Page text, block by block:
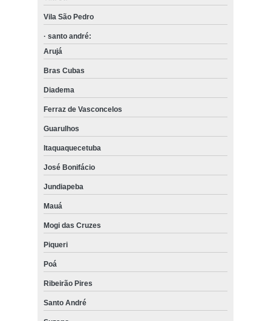
Vila São Pedro
· santo andré:
Arujá
Bras Cubas
Diadema
Ferraz de Vasconcelos
Guarulhos
Itaquaquecetuba
José Bonifácio
Jundiapeba
Mauá
Mogi das Cruzes
Piqueri
Poá
Ribeirão Pires
Santo André